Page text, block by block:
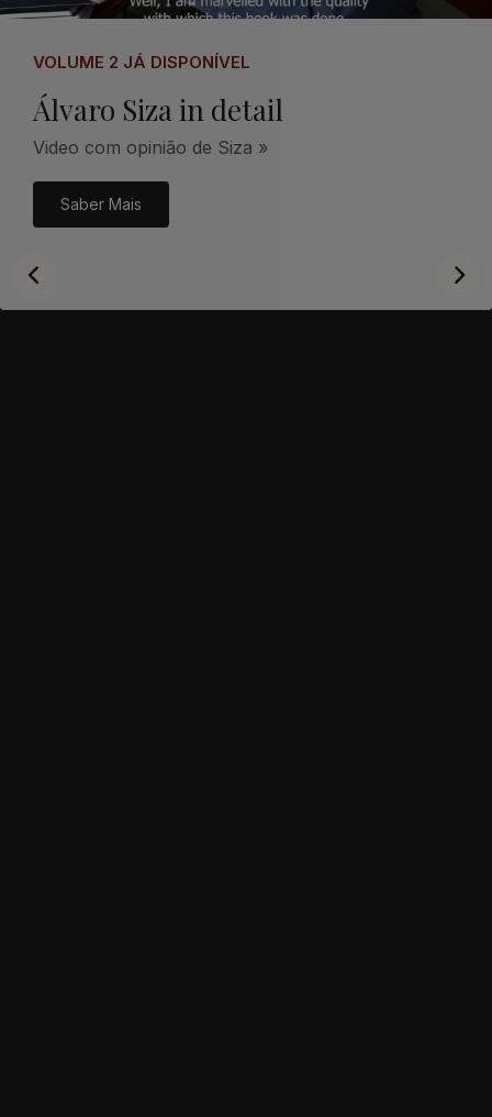
VOLUME 2 JÁ DISPONÍVEL
Álvaro Siza in detail
Video com opinião de Siza »
Saber Mais